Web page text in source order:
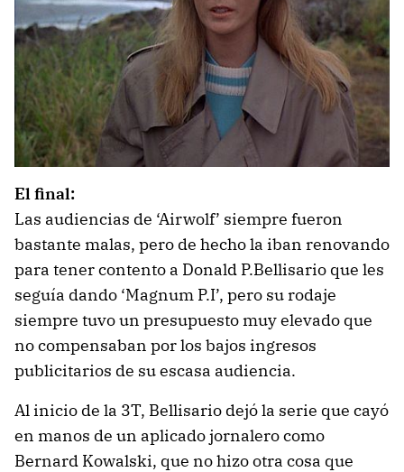
El final:
Las audiencias de ‘Airwolf’ siempre fueron
bastante malas, pero de hecho la iban renovando
para tener contento a Donald P.Bellisario que les
seguía dando ‘Magnum P.I’, pero su rodaje
siempre tuvo un presupuesto muy elevado que
no compensaban por los bajos ingresos
publicitarios de su escasa audiencia.
Al inicio de la 3T, Bellisario dejó la serie que cayó
en manos de un aplicado jornalero como
Bernard Kowalski, que no hizo otra cosa que